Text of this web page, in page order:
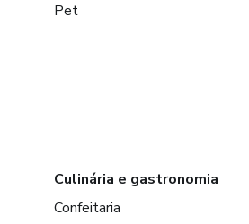
Pet
Culinária e gastronomia
Confeitaria